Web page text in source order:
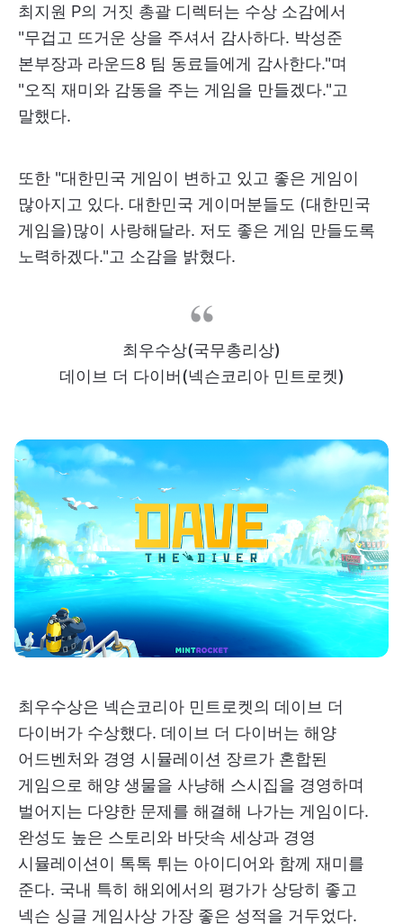
최지원 P의 거짓 총괄 디렉터는 수상 소감에서
"무겁고 뜨거운 상을 주셔서 감사하다. 박성준
본부장과 라운드8 팀 동료들에게 감사한다."며
"오직 재미와 감동을 주는 게임을 만들겠다."고
말했다.
또한 "대한민국 게임이 변하고 있고 좋은 게임이
많아지고 있다. 대한민국 게이머분들도 (대한민국
게임을)많이 사랑해달라. 저도 좋은 게임 만들도록
노력하겠다."고 소감을 밝혔다.
최우수상(국무총리상)
데이브 더 다이버(넥슨코리아 민트로켓)
최우수상은 넥슨코리아 민트로켓의 데이브 더
다이버가 수상했다. 데이브 더 다이버는 해양
어드벤처와 경영 시뮬레이션 장르가 혼합된
게임으로 해양 생물을 사냥해 스시집을 경영하며
벌어지는 다양한 문제를 해결해 나가는 게임이다.
완성도 높은 스토리와 바닷속 세상과 경영
시뮬레이션이 톡톡 튀는 아이디어와 함께 재미를
준다. 국내 특히 해외에서의 평가가 상당히 좋고
넥슨 싱글 게임사상 가장 좋은 성적을 거두었다.